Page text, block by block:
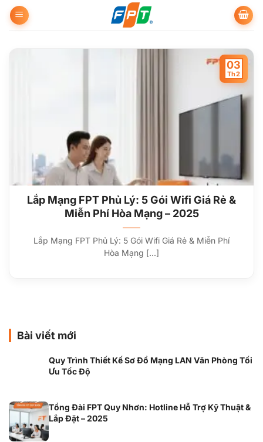
qua
Lắp Mạng FPT Phủ Lý: 5 Gói Wifi Giá Rẻ &
Miễn Phí Hòa Mạng – 2025
Lắp Mạng FPT Phủ Lý: 5 Gói Wifi Giá Rẻ & Miễn Phí
Hòa Mạng [...]
03
Th2
Bài viết mới
Quy Trình Thiết Kế Sơ Đồ Mạng LAN Văn Phòng Tối
Ưu Tốc Độ
Tổng Đài FPT Quy Nhơn: Hotline Hỗ Trợ Kỹ Thuật &
Lắp Đặt – 2025